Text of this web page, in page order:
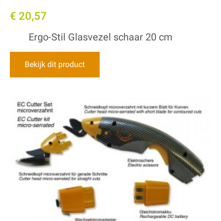
€ 20,57
Ergo-Stil Glasvezel schaar 20 cm
Bekijk dit product